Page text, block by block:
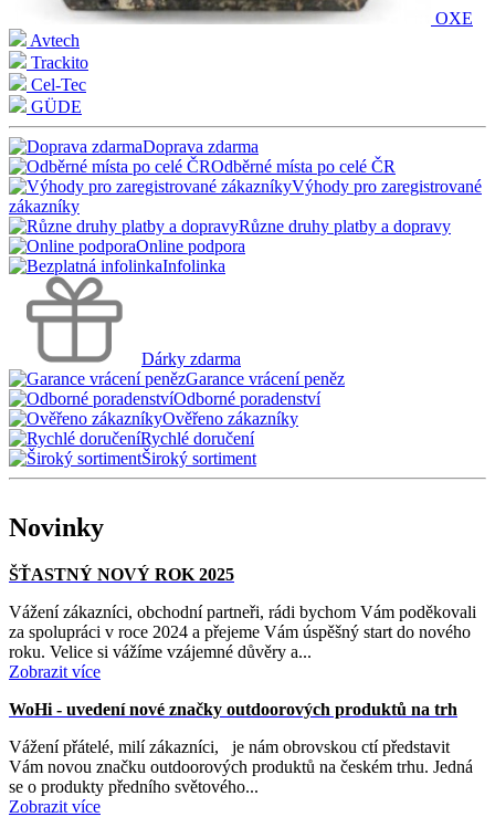
OXE
Avtech
Trackito
Cel-Tec
GÜDE
Doprava zdarma
Odběrné místa po celé ČR
Výhody pro zaregistrované
zákazníky
Různe druhy platby a dopravy
Online podpora
Infolinka
Dárky zdarma
Garance vrácení peněz
Odborné poradenství
Ověřeno zákazníky
Rychlé doručení
Široký sortiment
Novinky
ŠŤASTNÝ NOVÝ ROK 2025
Vážení zákazníci, obchodní partneři, rádi bychom Vám poděkovali
za spolupráci v roce 2024 a přejeme Vám úspěšný start do nového
roku. Velice si vážíme vzájemné důvěry a...
Zobrazit více
WoHi - uvedení nové značky outdoorových produktů na trh
Vážení přátelé, milí zákazníci, je nám obrovskou ctí představit
Vám novou značku outdoorových produktů na českém trhu. Jedná
se o produkty předního světového...
Zobrazit více